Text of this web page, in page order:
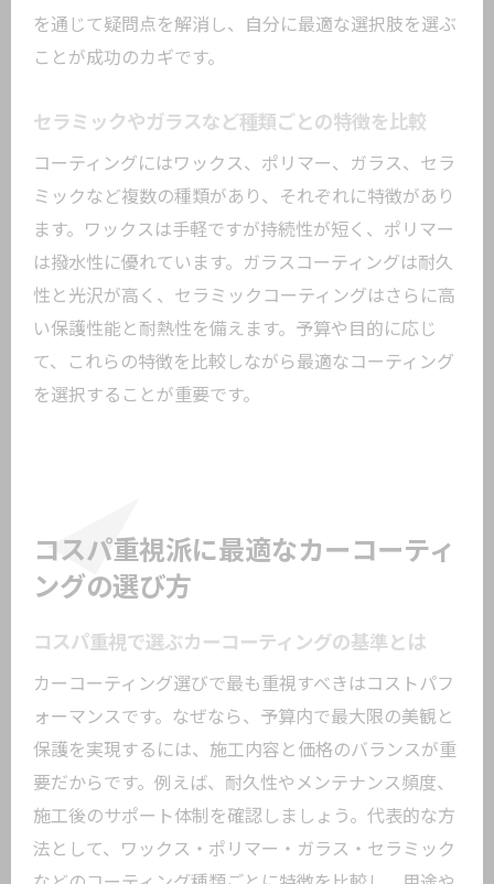
東京都大田区で失敗しないカーコーティ
ング選び
施工実績が豊富な専門店を選ぶ理由と基
保証やアフターサービスの充実度に注目
見積もり比較で納得できるコーティング
を選ぶ
カーコーティングおすすめ店の信頼性チ
ェック法
解説
美観維持に効果的なコーティングの種類
を紹介
メンテナンスしやすいカーコーティング
のポイント
東京都大田区で得られる最新コーティン
グ情報
愛車の保護に役立つコーティング豆知識
カーコーティングで長持ちする美しさを
実現
を通じて疑問点を解消し、自分に最適な選択肢を選ぶ
ことが成功のカギです。
セラミックやガラスなど種類ごとの特徴を比較
コーティングにはワックス、ポリマー、ガラス、セラ
ミックなど複数の種類があり、それぞれに特徴があり
ます。ワックスは手軽ですが持続性が短く、ポリマー
は撥水性に優れています。ガラスコーティングは耐久
性と光沢が高く、セラミックコーティングはさらに高
い保護性能と耐熱性を備えます。予算や目的に応じ
て、これらの特徴を比較しながら最適なコーティング
を選択することが重要です。
コスパ重視派に最適なカーコーティ
ングの選び方
コスパ重視で選ぶカーコーティングの基準とは
カーコーティング選びで最も重視すべきはコストパフ
ォーマンスです。なぜなら、予算内で最大限の美観と
保護を実現するには、施工内容と価格のバランスが重
要だからです。例えば、耐久性やメンテナンス頻度、
施工後のサポート体制を確認しましょう。代表的な方
法として、ワックス・ポリマー・ガラス・セラミック